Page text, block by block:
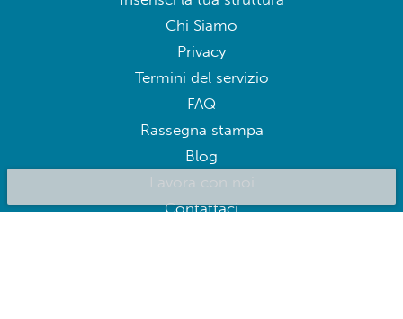
Chi Siamo
Privacy
Termini del servizio
FAQ
Rassegna stampa
Blog
Lavora con noi
Contattaci